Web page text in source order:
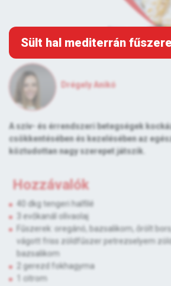
Sült hal mediterrán
Drégely Anikó
A szív- és érrendszeri betegségek
csökkentésében és kezelésében az
köztudottan nagy szerepet játszik.
Hozzávalók
40 dkg tengeri halfilé
3 evőkanál olívaolaj
Fűszerek: oregánó, bazsalikom, őrölt
vágott friss zöldfűszer petrezselyem
bazsalikom
2 gerezd fokhagyma
1 citrom